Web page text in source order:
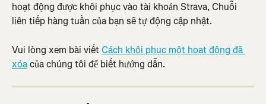
hoạt động được khôi phục vào tài khoản Strava, Chuỗi
liên tiếp hàng tuần của bạn sẽ tự động cập nhật.
Vui lòng xem bài viết Cách khôi phục một hoạt động đã
xóa của chúng tôi để biết hướng dẫn.